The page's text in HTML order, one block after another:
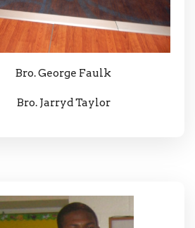
Bro. George Faulk
Bro. Jarryd Taylor